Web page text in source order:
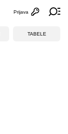
Otvori
Prijava
TABELE